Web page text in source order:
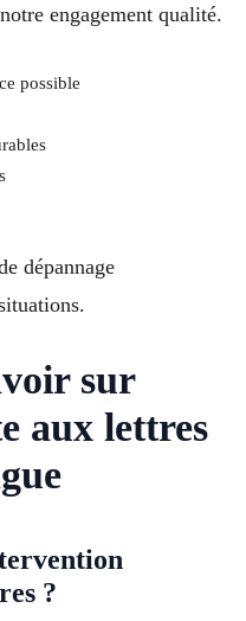
engagement qualité.
possible
dépannage
sur
aux lettres
?